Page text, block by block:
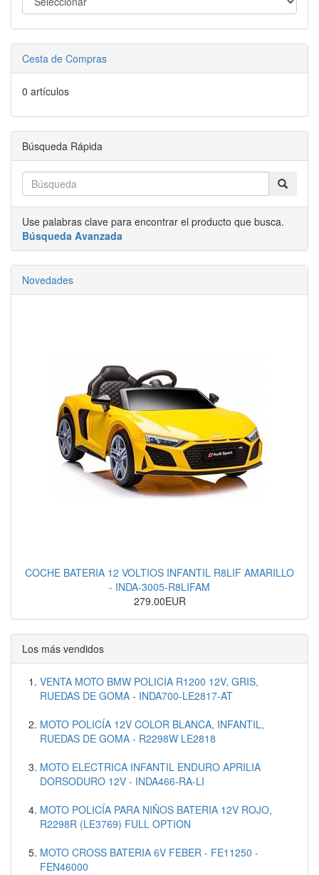
Cesta de Compras
0 artículos
Búsqueda Rápida
Use palabras clave para encontrar el producto que busca.
Búsqueda Avanzada
Novedades
COCHE BATERIA 12 VOLTIOS INFANTIL R8LIF AMARILLO
- INDA-3005-R8LIFAM
279.00EUR
Los más vendidos
VENTA MOTO BMW POLICIA R1200 12V, GRIS,
RUEDAS DE GOMA - INDA700-LE2817-AT
MOTO POLICÍA 12V COLOR BLANCA, INFANTIL,
RUEDAS DE GOMA - R2298W LE2818
MOTO ELECTRICA INFANTIL ENDURO APRILIA
DORSODURO 12V - INDA466-RA-LI
MOTO POLICÍA PARA NIÑOS BATERIA 12V ROJO,
R2298R (LE3769) FULL OPTION
MOTO CROSS BATERIA 6V FEBER - FE11250 -
FEN46000